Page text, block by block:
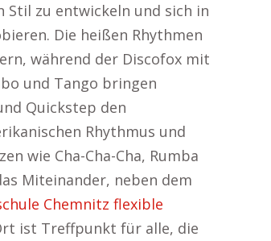
Stil zu entwickeln und sich in
Die heißen Rhythmen
während der Discofox mit
und Tango bringen
Quickstep den
Rhythmus und
wie Cha-Cha-Cha, Rumba
Miteinander, neben dem
Chemnitz flexible
ist Treffpunkt für alle, die